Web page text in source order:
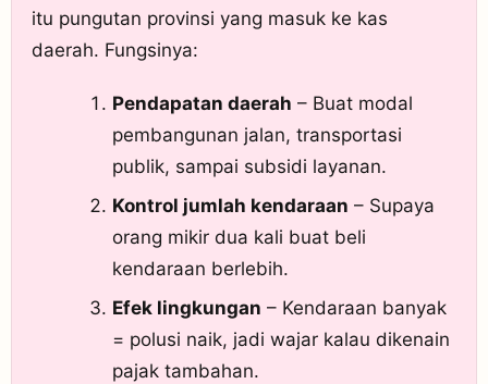
itu pungutan provinsi yang masuk ke kas
daerah. Fungsinya:
Pendapatan daerah – Buat modal
pembangunan jalan, transportasi
publik, sampai subsidi layanan.
Kontrol jumlah kendaraan – Supaya
orang mikir dua kali buat beli
kendaraan berlebih.
Efek lingkungan – Kendaraan banyak
= polusi naik, jadi wajar kalau dikenain
pajak tambahan.